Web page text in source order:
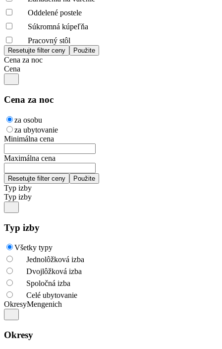
Oddelené postele
Súkromná kúpeľňa
Pracovný stôl
Cena za noc
Cena
Cena za noc
za osobu
za ubytovanie
Minimálna cena
Maximálna cena
Typ izby
Typ izby
Typ izby
Všetky typy
Jednolôžková izba
Dvojlôžková izba
Spoločná izba
Celé ubytovanie
OkresyMengenich
Okresy